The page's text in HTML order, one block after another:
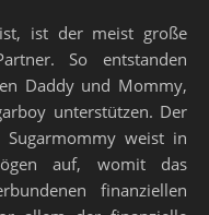
ist der meist große
So entstanden
Daddy und Mommy,
unterstützen. Der
Sugarmommy weist in
auf, womit das
finanziellen